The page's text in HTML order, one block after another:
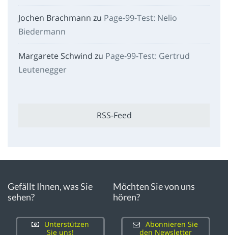
Jochen Brachmann zu Page-99-Test: Nelio
Biedermann
Margarete Schwind zu Page-99-Test: Gertrud
Leutenegger
RSS-Feed
Gefällt Ihnen, was Sie
sehen?
Unterstützen
Sie uns!
Möchten Sie von uns
hören?
Abonnieren Sie
den Newsletter